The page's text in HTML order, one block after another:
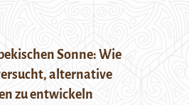
Sonne: Wie
alternative
zu entwickeln